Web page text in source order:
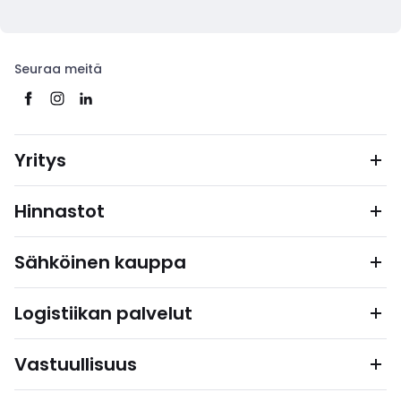
Seuraa meitä
Yritys
Hinnastot
Sähköinen kauppa
Logistiikan palvelut
Vastuullisuus